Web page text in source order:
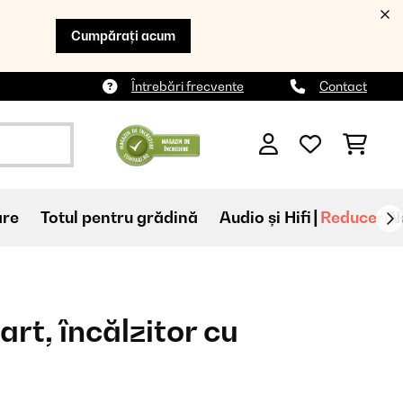
Cumpărați acum
Întrebări frecvente Contact
Totul pentru grădină Audio și Hifi Reduceri
încălzitor cu